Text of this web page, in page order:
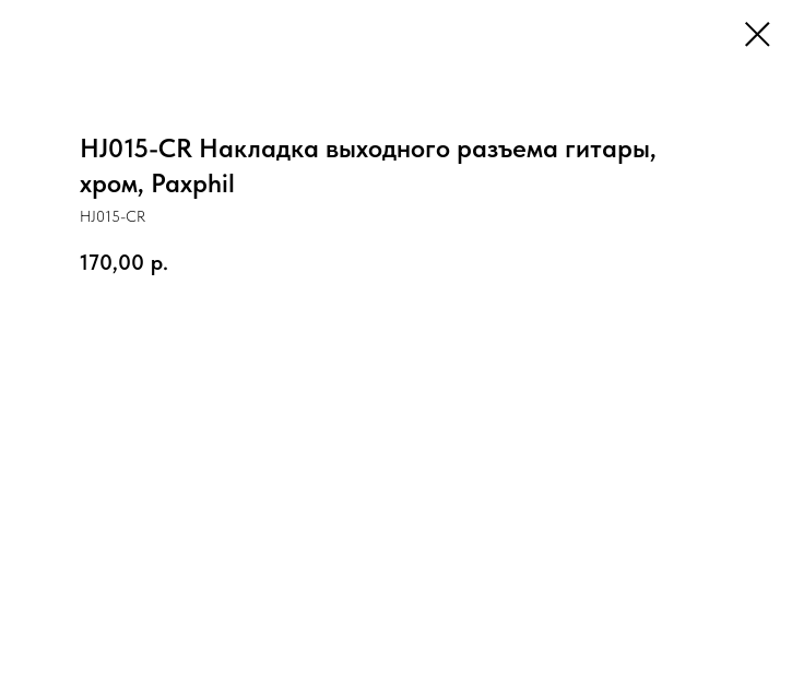
HJ015-CR Накладка выходного разъема гитары,
хром, Paxphil
HJ015-CR
170,00 р.